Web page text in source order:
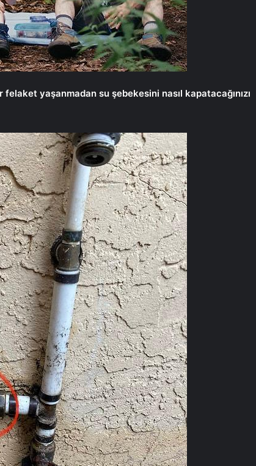
yaşanmadan su şebekesini nasıl kapatacağınızı